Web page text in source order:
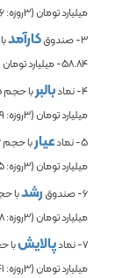
میلیارد تومان (3روزه:
3- صندوق
کارآمد
-58.84میلیارد تومان
4- نماد
بالبربا حجم
میلیارد تومان (3روزه:
5- نماد
عیاربا حجم
میلیارد تومان (3روزه:
6- صندوق
رشدبا
میلیارد تومان (3روزه:
7- نماد
پالایشبا
میلیارد تومان (3روزه: